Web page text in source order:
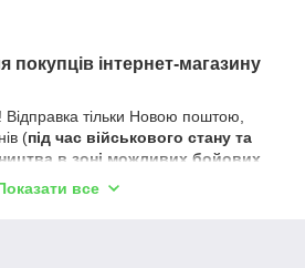
покупців інтернет-магазину
тільки Новою поштою,
(під час військового стану та
в зоні можливих бойових
відправлень)
пошти. Доступні способи, точні
все